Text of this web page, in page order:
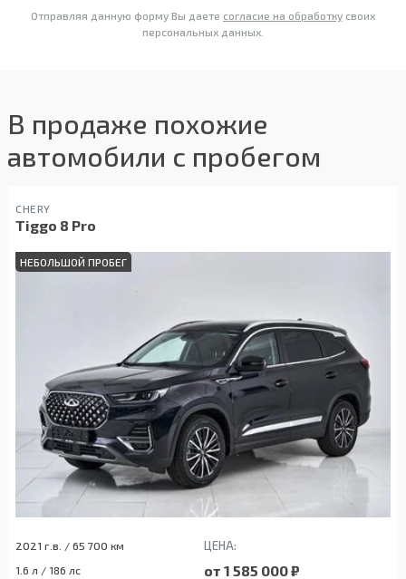
Отправляя данную форму Вы даете согласие на обработку своих
персональных данных.
В продаже похожие
автомобили с пробегом
CHERY
Tiggo 8 Pro
НЕБОЛЬШОЙ ПРОБЕГ
2021 г.в. / 65 700 км ЦЕНА:
1.6 л / 186 лс от 1 585 000 ₽